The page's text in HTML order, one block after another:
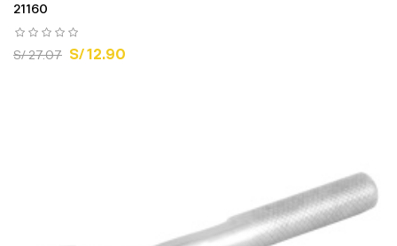
21160
S/ 27.07 S/ 12.90